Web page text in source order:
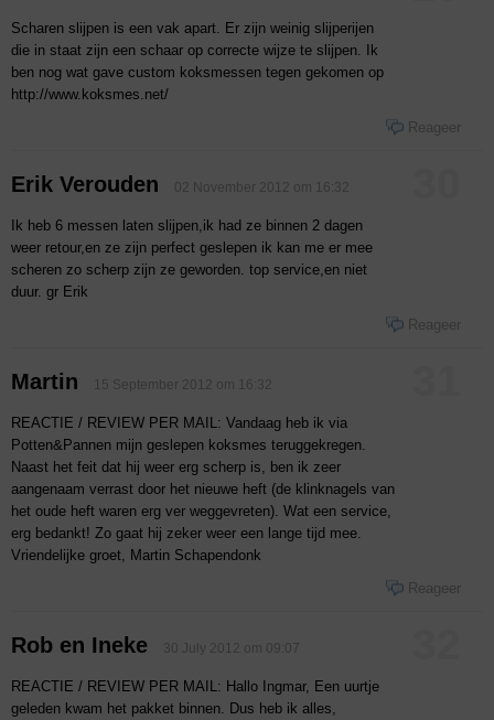
Scharen slijpen is een vak apart. Er zijn weinig slijperijen
die in staat zijn een schaar op correcte wijze te slijpen. Ik
ben nog wat gave custom koksmessen tegen gekomen op
http://www.koksmes.net/
Reageer
Erik Verouden 02 November 2012 om 16:32
Ik heb 6 messen laten slijpen,ik had ze binnen 2 dagen
weer retour,en ze zijn perfect geslepen ik kan me er mee
scheren zo scherp zijn ze geworden. top service,en niet
duur. gr Erik
Reageer
Martin 15 September 2012 om 16:32
REACTIE / REVIEW PER MAIL: Vandaag heb ik via
Potten&Pannen mijn geslepen koksmes teruggekregen.
Naast het feit dat hij weer erg scherp is, ben ik zeer
aangenaam verrast door het nieuwe heft (de klinknagels van
het oude heft waren erg ver weggevreten). Wat een service,
erg bedankt! Zo gaat hij zeker weer een lange tijd mee.
Vriendelijke groet, Martin Schapendonk
Reageer
Rob en Ineke 30 July 2012 om 09:07
REACTIE / REVIEW PER MAIL: Hallo Ingmar, Een uurtje
geleden kwam het pakket binnen. Dus heb ik alles,